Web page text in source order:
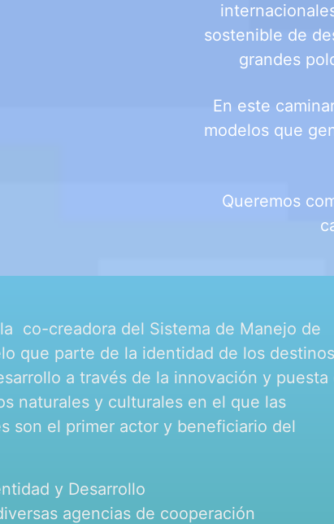
sostenible de
grandes
En este
modelos que
Queremos
co-creadora del Sistema de Manejo de
que parte de la identidad de los destinos
a través de la innovación y puesta
naturales y culturales en el que las
son el primer actor y beneficiario del
y Desarrollo
agencias de cooperación